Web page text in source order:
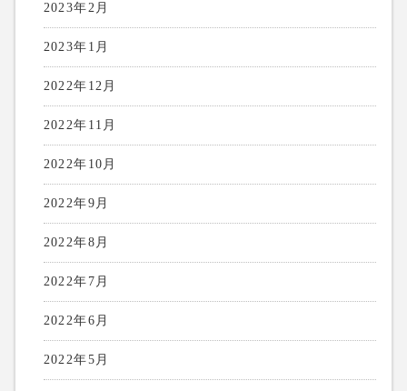
2023年2月
2023年1月
2022年12月
2022年11月
2022年10月
2022年9月
2022年8月
2022年7月
2022年6月
2022年5月